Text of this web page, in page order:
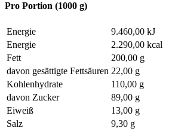
Pro Portion (1000 g)
Energie
9.460,00 kJ
Energie
2.290,00 kcal
Fett
200,00 g
davon gesättigte Fettsäuren 22,00 g
Kohlenhydrate
110,00 g
davon Zucker
89,00 g
Eiweiß
13,00 g
Salz
9,30 g